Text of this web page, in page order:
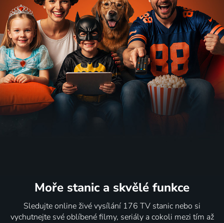
Moře stanic a skvělé funkce
Sledujte online živé vysílání 176 TV stanic nebo si
vychutnejte své oblíbené filmy, seriály a cokoli mezi tím až